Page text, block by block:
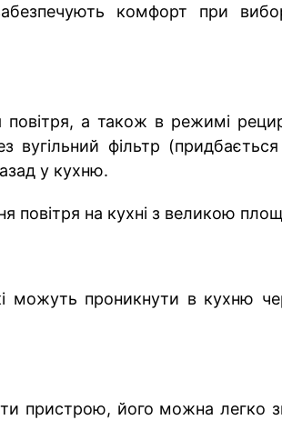
комфорт при
а також в режимі
вугільний фільтр
у кухню.
повітря на кухні з великою
можуть проникнути в кухню
пристрою, його можна легко